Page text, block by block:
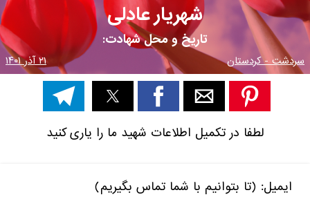
شهریار عادلی
تاریخ و محل شهادت:
سردشت - کردستان ۲۱ آذر ۱۴۰۱
لطفا در تکمیل اطلاعات شهید ما را یاری کنید
ایمیل: (تا بتوانیم با شما تماس بگیریم)